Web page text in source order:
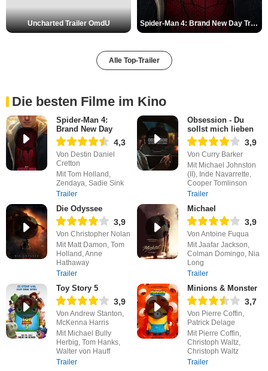
Uncharted Trailer OmdU Spider-Man 4: Brand New Day Trailer (3) DF
Alle Top-Trailer
Die besten Filme im Kino
Spider-Man 4:
Brand New Day
4,3
Von Destin Daniel
Cretton
Mit Tom Holland,
Zendaya, Sadie Sink
Trailer
Obsession - Du
sollst mich lieben
3,9
Von Curry Barker
Mit Michael Johnston
(II), Inde Navarrette,
Cooper Tomlinson
Trailer
Die Odyssee
3,9
Von Christopher Nolan
Mit Matt Damon, Tom
Holland, Anne
Hathaway
Trailer
Michael
3,9
Von Antoine Fuqua
Mit Jaafar Jackson,
Colman Domingo, Nia
Long
Trailer
Toy Story 5
3,9
Von Andrew Stanton,
McKenna Harris
Mit Michael Bully
Herbig, Tom Hanks,
Walter von Hauff
Trailer
Minions & Monster
3,7
Von Pierre Coffin,
Patrick Delage
Mit Pierre Coffin,
Christoph Waltz,
Christoph Waltz
Trailer